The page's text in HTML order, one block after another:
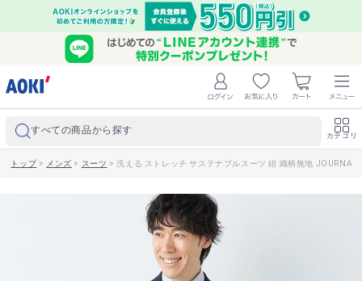
すべての商品から探す カテゴリ
トップ> メンズ > スーツ >洗える ストレッチ サステナブルスーツ 紺 織柄無地 JOURNAL